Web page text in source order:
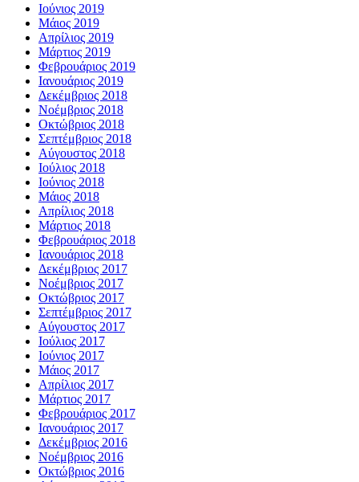
Ιούνιος 2019
Μάιος 2019
Απρίλιος 2019
Μάρτιος 2019
Φεβρουάριος 2019
Ιανουάριος 2019
Δεκέμβριος 2018
Νοέμβριος 2018
Οκτώβριος 2018
Σεπτέμβριος 2018
Αύγουστος 2018
Ιούλιος 2018
Ιούνιος 2018
Μάιος 2018
Απρίλιος 2018
Μάρτιος 2018
Φεβρουάριος 2018
Ιανουάριος 2018
Δεκέμβριος 2017
Νοέμβριος 2017
Οκτώβριος 2017
Σεπτέμβριος 2017
Αύγουστος 2017
Ιούλιος 2017
Ιούνιος 2017
Μάιος 2017
Απρίλιος 2017
Μάρτιος 2017
Φεβρουάριος 2017
Ιανουάριος 2017
Δεκέμβριος 2016
Νοέμβριος 2016
Οκτώβριος 2016